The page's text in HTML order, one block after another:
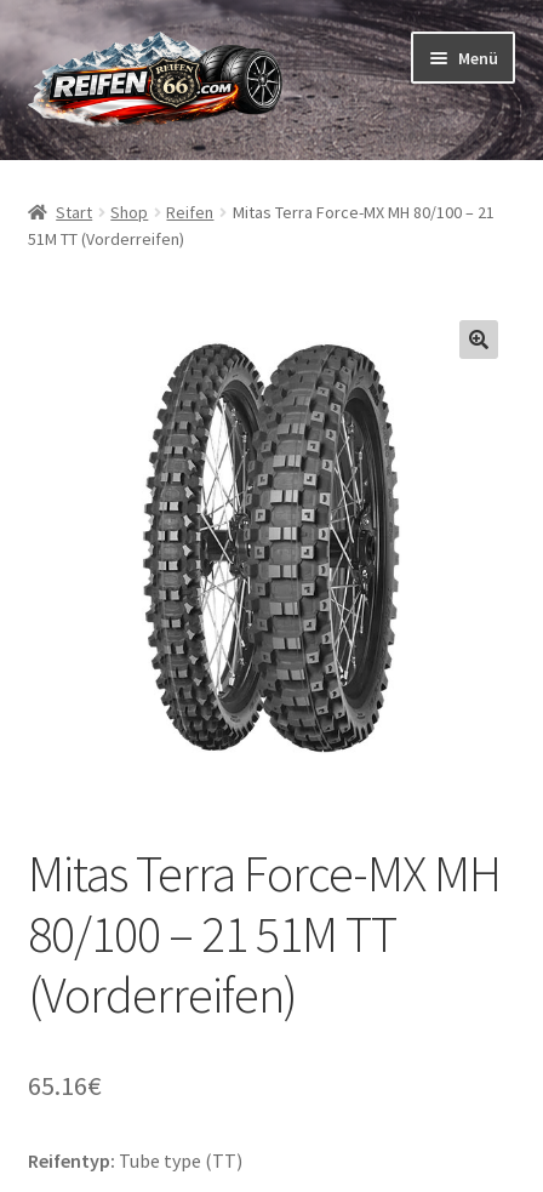
Zur
Navigation
springen
Zum
Inhalt
springen
Menü
Reifen
Schläuche
Start Shop Reifen
Mitas Terra Force-MX MH 80/100 – 21
51M TT (Vorderreifen)
Mitas Terra Force-MX MH
80/100 – 21 51M TT
(Vorderreifen)
65.16€
Reifentyp: Tube type (TT)